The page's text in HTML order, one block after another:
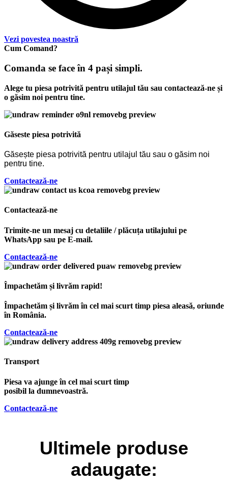
Vezi povestea noastră
Cum Comand?
Comanda se face în 4 pași simpli.
Alege tu piesa potrivită pentru utilajul tău sau contactează-ne și
o găsim noi pentru tine.
Găseste piesa potrivită
Găsește piesa potrivită pentru utilajul tău sau o găsim noi
pentru tine.
Contactează-ne
Contactează-ne
Trimite-ne un mesaj cu detaliile / plăcuța utilajului pe
WhatsApp sau pe E-mail.
Contactează-ne
Împachetăm și livrăm rapid!
Împachetăm și livrăm în cel mai scurt timp piesa aleasă, oriunde
în România.
Contactează-ne
Transport
Piesa va ajunge în cel mai scurt timp
posibil la dumnevoastră.
Contactează-ne
Ultimele produse
adaugate: